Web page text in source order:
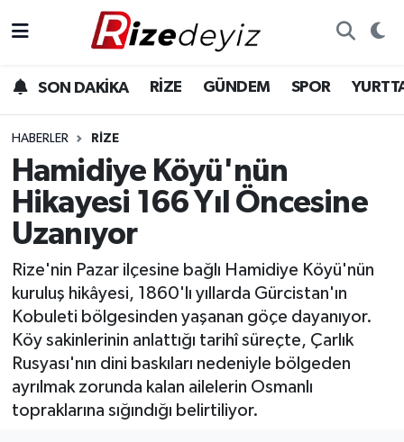
SON DAKİKA RİZE GÜNDEM SPOR
HABERLER RIZE
Hamidiye Köyü'nün
Hikayesi 166 Yıl Öncesine
Uzanıyor
Rize'nin Pazar ilçesine bağlı Hamidiye Köyü'nün
kuruluş hikâyesi, 1860'lı yıllarda Gürcistan'ın
Kobuleti bölgesinden yaşanan göçe dayanıyor.
Köy sakinlerinin anlattığı tarihî süreçte, Çarlık
Rusyası'nın dini baskıları nedeniyle bölgeden
ayrılmak zorunda kalan ailelerin Osmanlı
topraklarına sığındığı belirtiliyor.
Gündem
Yurttan Haberler
Ekonomi
Teknoloji
Sağlık
Rize Hava Durumu
Rize Trafik Yoğunluk Haritası
Süper Lig Puan Durumu ve Fikstür
Tüm Manşetler
Son Dakika Haberleri
Haber Arşivi